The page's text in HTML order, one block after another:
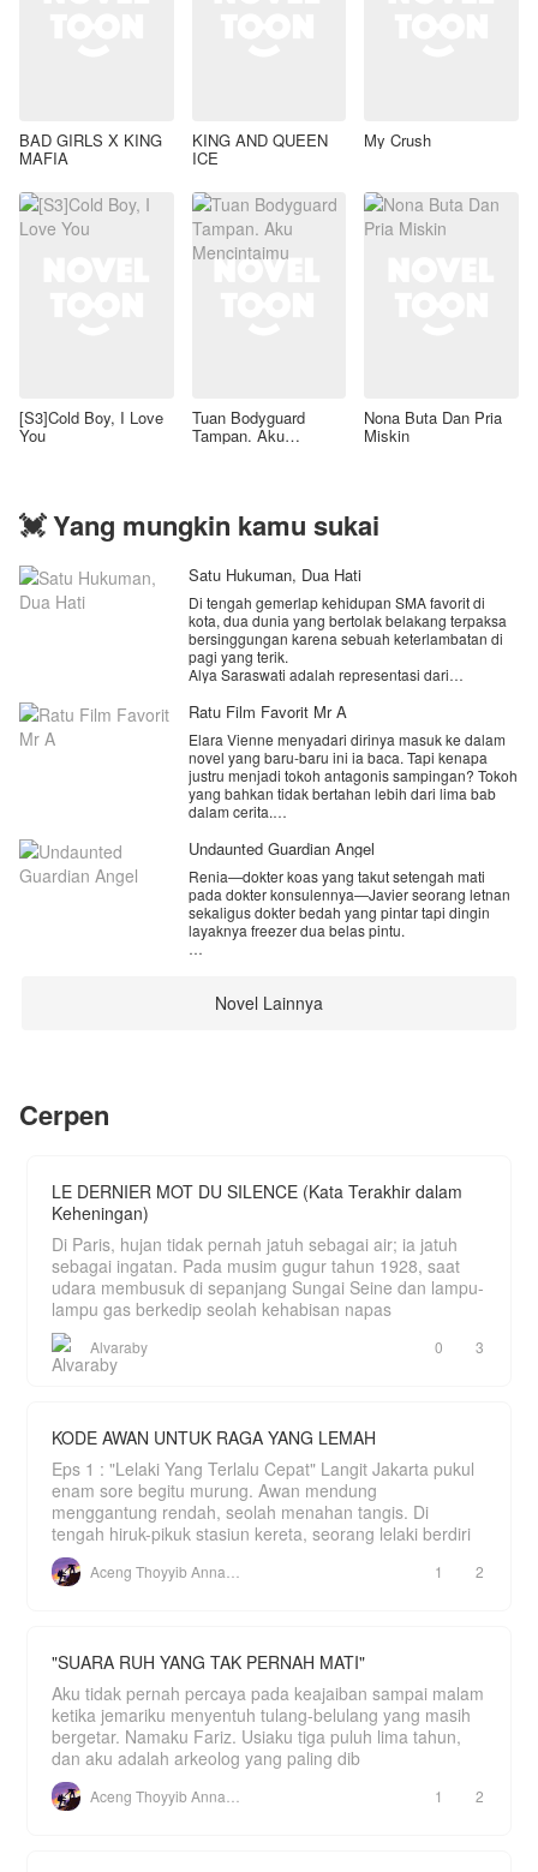
BAD GIRLS X KING
MAFIA
KING AND QUEEN
ICE
My Crush
[S3]Cold Boy, I Love
You
Tuan Bodyguard
Tampan. Aku
Nona Buta Dan Pria
Miskin
💓 Yang mungkin kamu sukai
Satu Hukuman, Dua Hati
Di tengah gemerlap kehidupan SMA favorit di
kota, dua dunia yang bertolak belakang terpaksa
bersinggungan karena sebuah keterlambatan di
pagi yang terik.
Alya Saraswati adalah representasi dari
cantik alami berpadu dengan sifatnya yang
SMA bukanlah tempat untuk memadukan tren atau
mencari popularitas, melainkan medan
pertempuran untuk mengubah takdir ekonomi
keluarganya. Berada di kelas sosial bawah, tujuan
hidupnya sangat tegas: belajar sekuat tenaga,
membawa keluarganya keluar dari garis
kemiskinan.
Keseharian Alya yang tenang disemarakkan oleh
dua sahabat karibnya Adel dan jesica dua gadis
dari keluarga kelas menengah yang berisik,
hiperaktif, ekstrovert, dan tidak bisa diam sebentar
beban hidup Alya.
Di sisi lain garis takdir, ada Devan Narendra.
Ratu Film Favorit Mr A
Elara Vienne menyadari dirinya masuk ke dalam
novel yang baru-baru ini ia baca. Tapi kenapa
justru menjadi tokoh antagonis sampingan? Tokoh
yang bahkan tidak bertahan lebih dari lima bab
dalam cerita.
Tokoh antagonis ini benar-benar menyedihkan—
netizen, dan bahkan pacarnya direbut oleh sang
putri asli.
Ketika bangun dia bahkan sudah kehilangan
kesuciannya, sungguh Elara sangat terkejut. tapi
Let’s start the story.
Undaunted Guardian Angel
Renia—dokter koas yang takut setengah mati
pada dokter konsulennya—Javier seorang letnan
sekaligus dokter bedah yang pintar tapi dingin
layaknya freezer dua belas pintu.
Javier, sekaligus sakit hati pertamanya karena dia
mengetahui Javier masih mencintai cinta
dingin pada Javier dan saat itu Javier sadar jika
dia mencintai Renia dan bertekad untuk membuat
Bisakah Javier membuat Renia mencintainya
lagi? Sedangkan hidup mereka berdua dalam
bahaya karena menjadi target pembunuhan ketua
pemberontak.
Novel Lainnya
Cerpen
LE DERNIER MOT DU SILENCE (Kata Terakhir dalam
Keheningan)
Di Paris, hujan tidak pernah jatuh sebagai air; ia jatuh
sebagai ingatan. Pada musim gugur tahun 1928, saat
udara membusuk di sepanjang Sungai Seine dan lampu-
lampu gas berkedip seolah kehabisan napas
Alvaraby 0 3
KODE AWAN UNTUK RAGA YANG LEMAH
Eps 1 : "Lelaki Yang Terlalu Cepat" Langit Jakarta pukul
enam sore begitu murung. Awan mendung
menggantung rendah, seolah menahan tangis. Di
tengah hiruk-pikuk stasiun kereta, seorang lelaki berdiri
1 2
"SUARA RUH YANG TAK PERNAH MATI"
Aku tidak pernah percaya pada keajaiban sampai malam
ketika jemariku menyentuh tulang-belulang yang masih
bergetar. Namaku Fariz. Usiaku tiga puluh lima tahun,
dan aku adalah arkeolog yang paling dib
1 2